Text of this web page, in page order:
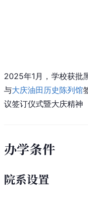
2025年1月，学校获批
与大庆油田历史陈列馆
议签订仪式暨大庆精神
办学条件
院系设置